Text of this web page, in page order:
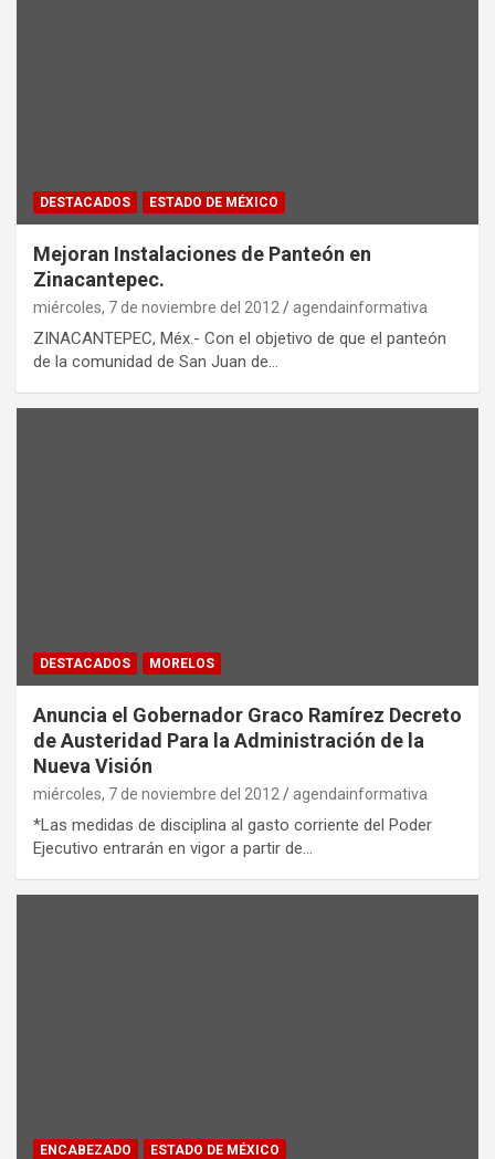
DESTACADOS ESTADO DE MÉXICO
Mejoran Instalaciones de Panteón en
Zinacantepec.
miércoles, 7 de noviembre del 2012 agendainformativa
ZINACANTEPEC, Méx.- Con el objetivo de que el panteón
de la comunidad de San Juan de…
DESTACADOS MORELOS
Anuncia el Gobernador Graco Ramírez Decreto
de Austeridad Para la Administración de la
Nueva Visión
miércoles, 7 de noviembre del 2012 agendainformativa
*Las medidas de disciplina al gasto corriente del Poder
Ejecutivo entrarán en vigor a partir de…
ENCABEZADO ESTADO DE MÉXICO